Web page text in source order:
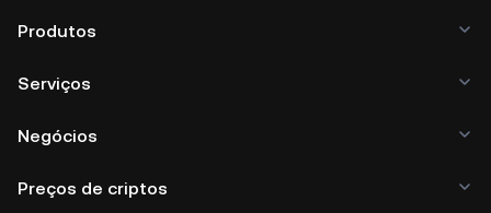
Produtos
Serviços
Negócios
Preços de criptos